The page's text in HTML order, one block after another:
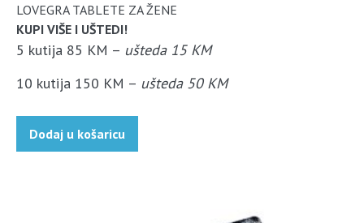
LOVEGRA TABLETE ZA ŽENE
KUPI VIŠE I UŠTEDI!
5 kutija 85 KM – ušteda 15 KM
10 kutija 150 KM – ušteda 50 KM
Dodaj u košaricu